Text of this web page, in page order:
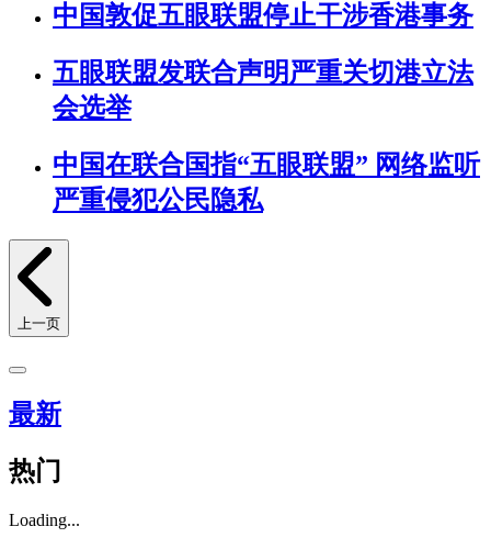
中国敦促五眼联盟停止干涉香港事务
五眼联盟发联合声明严重关切港立法
会选举
中国在联合国指“五眼联盟” 网络监听
严重侵犯公民隐私
上一页
最新
热门
Loading...